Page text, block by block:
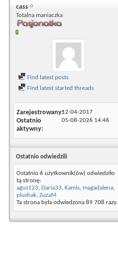
cass
Totalna maniaczka
Find latest posts
Find latest started threads
Zarejestrowany12-04-2017
Ostatnio
aktywny
05-08-2026 14:46
Ostatnio odwiedzili
Ostatnio 6 użytkownik(ów) odwiedziło
tą stronę:
agus123, Daria33, Kamis, magadalena,
plushak, ZuzaM
Ta strona była odwiedzona 89 708 razy.